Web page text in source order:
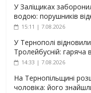
У Заліщиках
водою: порушників
15:11 | 7.08.2026
У Тернополі
Тролейбусній: гаряча
14:33 | 7.08.2026
На Тернопільщині
чоловіка: його